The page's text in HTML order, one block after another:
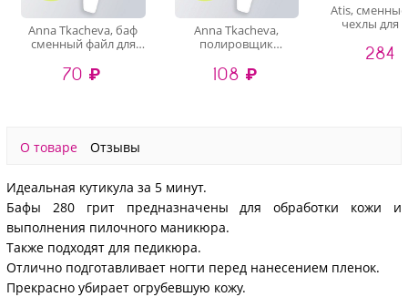
Anna Tkacheva, баф
сменный файл для
педикюра (240 грит),
1 шт
70 ₽
Anna Tkacheva,
полировщик
маникюра и
педикюра (3000 грит),
108 ₽
Atis,
чехлы для
(Gray, 240
284
О товаре Отзывы
Идеальная кутикула за 5 минут.
Бафы 280 грит предназначены для обработки кожи и
выполнения пилочного маникюра.
Также подходят для педикюра.
Отлично подготавливает ногти перед нанесением пленок.
Прекрасно убирает огрубевшую кожу.